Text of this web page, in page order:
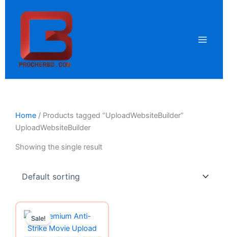
Home / Products tagged “UploadWebsiteBuilder”
UploadWebsiteBuilder
Showing the single result
Sale!
price
was:
590.00৳ .
Current
price
is:
99.00৳ .